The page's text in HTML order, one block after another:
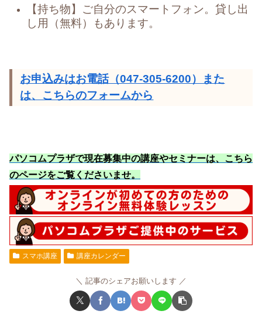
【持ち物】ご自分のスマートフォン。貸し出
し用（無料）もあります。
お申込みはお電話（047-305-6200）また
は、こちらのフォームから
パソコムプラザで現在募集中の講座やセミナーは、こちら
のページをご覧くださいませ。
スマホ講座 講座カレンダー
記事のシェアお願いします